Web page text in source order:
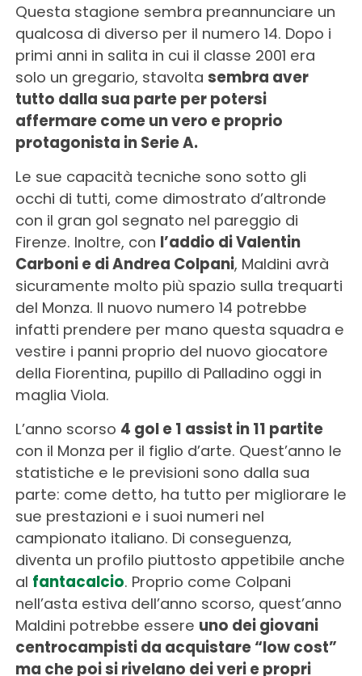
Questa stagione sembra preannunciare un
qualcosa di diverso per il numero 14. Dopo i
primi anni in salita in cui il classe 2001 era
solo un gregario, stavolta sembra aver
tutto dalla sua parte per potersi
affermare come un vero e proprio
protagonista in Serie A.
Le sue capacità tecniche sono sotto gli
occhi di tutti, come dimostrato d’altronde
con il gran gol segnato nel pareggio di
Firenze. Inoltre, con l’addio di Valentin
Carboni e di Andrea Colpani, Maldini avrà
sicuramente molto più spazio sulla trequarti
del Monza. Il nuovo numero 14 potrebbe
infatti prendere per mano questa squadra e
vestire i panni proprio del nuovo giocatore
della Fiorentina, pupillo di Palladino oggi in
maglia Viola.
L’anno scorso 4 gol e 1 assist in 11 partite
con il Monza per il figlio d’arte. Quest’anno le
statistiche e le previsioni sono dalla sua
parte: come detto, ha tutto per migliorare le
sue prestazioni e i suoi numeri nel
campionato italiano. Di conseguenza,
diventa un profilo piuttosto appetibile anche
al fantacalcio. Proprio come Colpani
nell’asta estiva dell’anno scorso, quest’anno
Maldini potrebbe essere uno dei giovani
centrocampisti da acquistare “low cost”
ma che poi si rivelano dei veri e propri